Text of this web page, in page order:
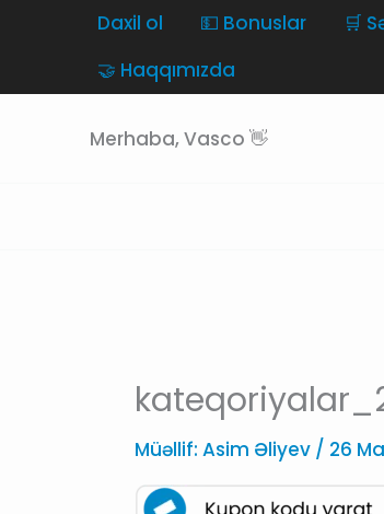
Daxil ol 💵 Bonuslar 🛒
🤝 Haqqımızda
Merhaba, Vasco 👋
Müəllif: Asim Əliyev / 26